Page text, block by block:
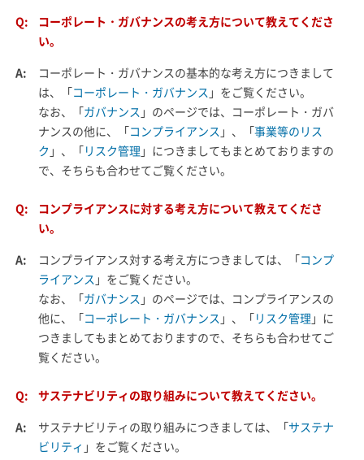
Q:
コーポレート・ガバナンスの考え方について教えてくださ
い。
A:
コーポレート・ガバナンスの基本的な考え方につきまして
は、「コーポレート・ガバナンス 」をご覧ください。
なお、「ガバナンス 」のページでは、コーポレート・ガバ
ナンスの他に、「コンプライアンス 」、「事業等のリス
ク 」、「リスク管理 」につきましてもまとめておりますの
で、そちらも合わせてご覧ください。
Q:
コンプライアンスに対する考え方について教えてくださ
い。
A:
コンプライアンス対する考え方につきましては、「コンプ
ライアンス 」をご覧ください。
なお、「ガバナンス 」のページでは、コンプライアンスの
他に、「コーポレート・ガバナンス 」、「リスク管理 」に
つきましてもまとめておりますので、そちらも合わせてご
覧ください。
Q:
サステナビリティの取り組みについて教えてください。
A:
サステナビリティの取り組みにつきましては、「サステナ
ビリティ 」をご覧ください。